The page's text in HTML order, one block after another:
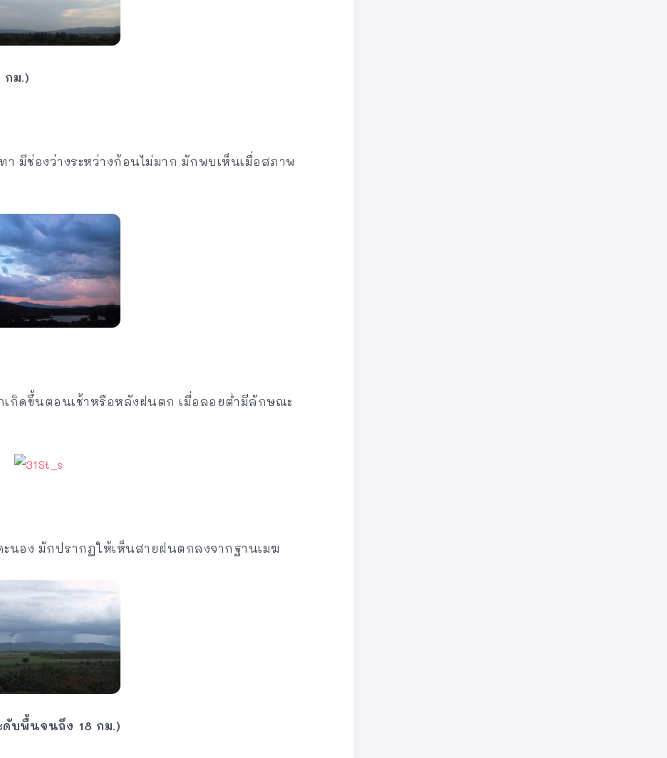
กม.)
มีช่องว่างระหว่างก้อนไม่มาก มักพบเห็นเมื่อสภาพ
กิดขึ้นตอนเช้าหรือหลังฝนตก เมื่อลอยต่ำมีลักษณะ
นอง มักปรากฏให้เห็นสายฝนตกลงจากฐานเมฆ
ดับพื้นจนถึง 18 กม.)